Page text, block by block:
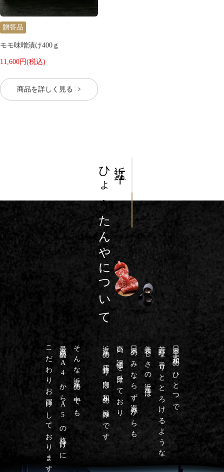
贈答品
モモ味噌漬け400ｇ
11,600円(税込)
商品を詳しく見る
の
ひょう
たんやについて
日本三大和牛のひとつで
芳醇な香りととろけるような
美味しさの近江牛は
日本のみならず海外からも
高い評価を受けており
近江牛の霜降り肉は和牛の極みです
そんな近江牛の中でも
最高級のA4からA5の格付けに
こだわりお届けしております